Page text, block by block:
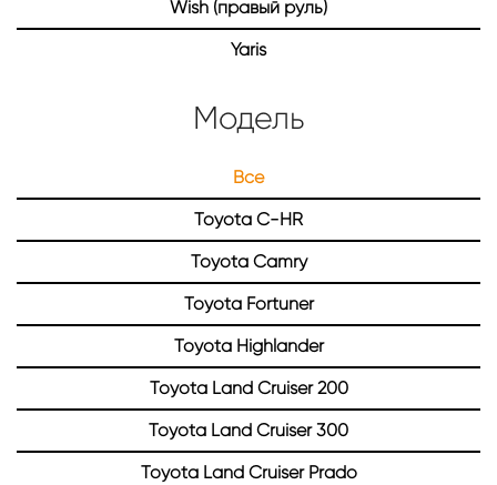
Wish (правый руль)
Yaris
Модель
Все
Toyota C-HR
Toyota Camry
Toyota Fortuner
Toyota Highlander
Toyota Land Cruiser 200
Toyota Land Cruiser 300
Toyota Land Cruiser Prado